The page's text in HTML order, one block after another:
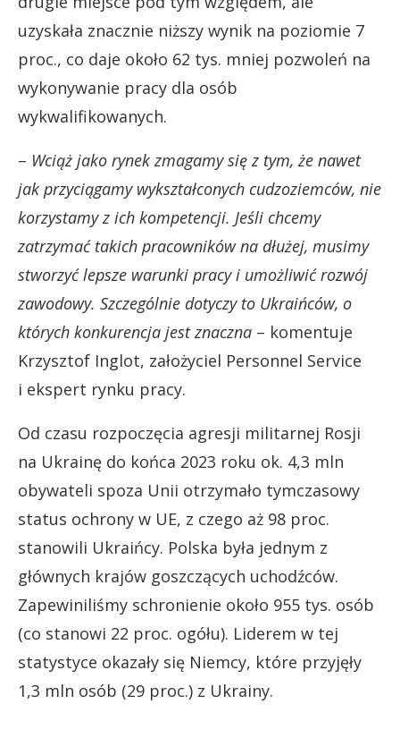
uzyskała znacznie niższy wynik na poziomie 7
proc., co daje około 62 tys. mniej pozwoleń na
wykonywanie pracy dla osób
wykwalifikowanych.
– Wciąż jako rynek zmagamy się z tym, że nawet
jak przyciągamy wykształconych cudzoziemców, nie
korzystamy z ich kompetencji. Jeśli chcemy
zatrzymać takich pracowników na dłużej, musimy
stworzyć lepsze warunki pracy i umożliwić rozwój
zawodowy. Szczególnie dotyczy to Ukraińców, o
których konkurencja jest znaczna – komentuje
Krzysztof Inglot, założyciel Personnel Service
i ekspert rynku pracy.
Od czasu rozpoczęcia agresji militarnej Rosji
na Ukrainę do końca 2023 roku ok. 4,3 mln
obywateli spoza Unii otrzymało tymczasowy
status ochrony w UE, z czego aż 98 proc.
stanowili Ukraińcy. Polska była jednym z
głównych krajów goszczących uchodźców.
Zapewiniliśmy schronienie około 955 tys. osób
(co stanowi 22 proc. ogółu). Liderem w tej
statystyce okazały się Niemcy, które przyjęły
1,3 mln osób (29 proc.) z Ukrainy.